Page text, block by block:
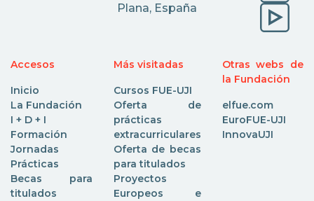
Plana, España
Accesos
Inicio
La Fundación
I + D + I
Formación
Jornadas
Prácticas
Becas para
titulados
Más visitadas
Cursos FUE-UJI
Oferta de
prácticas
extracurriculares
Oferta de becas
para titulados
Proyectos
Europeos e
Otras webs de
la Fundación
elfue.com
EuroFUE-UJI
InnovaUJI